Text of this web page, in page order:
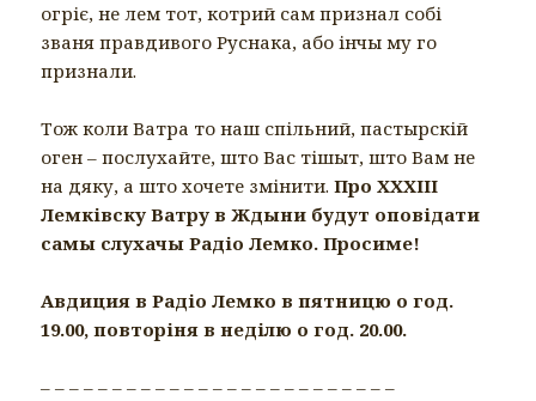
огріє, не лем тот, котрий сам признал собі
званя правдивого Руснака, або інчы му го
признали.
Тож коли Ватра то наш спільний, пастырскій
оген – послухайте, што Вас тішыт, што Вам не
на дяку, а што хочете змінити.Про ХХХІІІ
Лемківску Ватру в Ждыни будут оповідати
самы слухачы Радіо Лемко. Просиме!
Авдиция в Радіо Лемко в пятницю о год.
19.00, повторіня в неділю о год. 20.00.
– – – – – – – – – – – – – – – – – – – – – – – – –